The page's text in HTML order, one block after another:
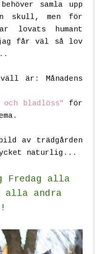
samla upp
skull, men för
lovats humant
jag får väl så lov
är: Månadens
och bladlöss"
för
av trädgården
naturlig...
Fredag alla
alla andra